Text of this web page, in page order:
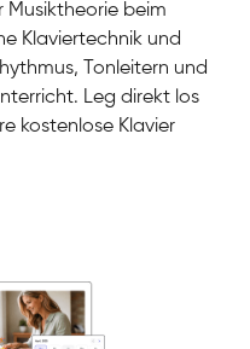
beim
Klaviertechnik und
Tonleitern und
Leg direkt los
kostenlose Klavier